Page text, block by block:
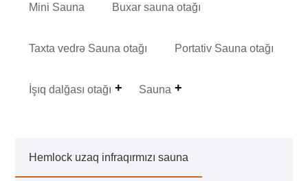
Mini Sauna Buxar sauna otağı
Taxta vedrə Sauna otağı Portativ Sauna otağı
İşıq dalğası otağı Sauna
Hemlock uzaq infraqırmızı sauna